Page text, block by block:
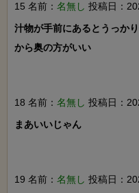
15 名前： 名無し 投稿日：
汁物が手前にあるとうっか
から奥の方がいい
18 名前： 名無し 投稿日：
まあいいじゃん
19 名前： 名無し 投稿日：